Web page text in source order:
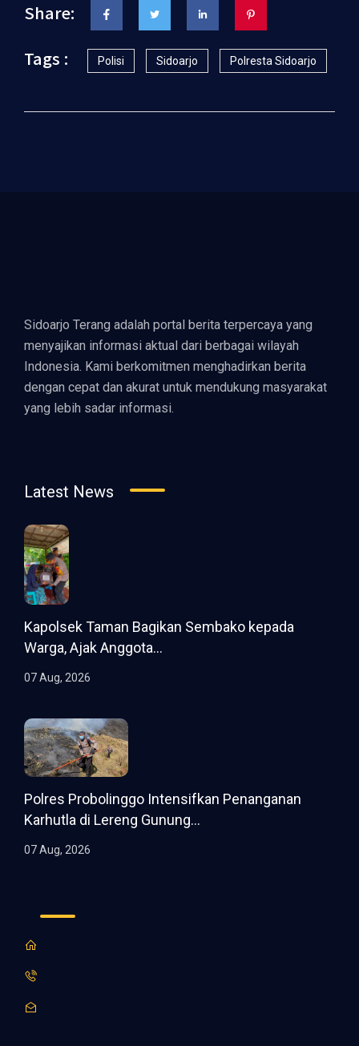
Share:
Tags :
Polisi Sidoarjo Polresta Sidoarjo
Sidoarjo Terang adalah portal berita terpercaya yang
menyajikan informasi aktual dari berbagai wilayah
Indonesia. Kami berkomitmen menghadirkan berita
dengan cepat dan akurat untuk mendukung masyarakat
yang lebih sadar informasi.
Latest News
Kapolsek Taman Bagikan Sembako kepada
Warga, Ajak Anggota...
07 Aug, 2026
Polres Probolinggo Intensifkan Penanganan
Karhutla di Lereng Gunung...
07 Aug, 2026